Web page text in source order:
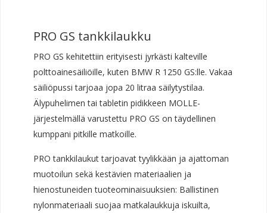
PRO GS tankkilaukku
PRO GS kehitettiin erityisesti jyrkästi kalteville
polttoainesäiliöille, kuten BMW R 1250 GS:lle. Vakaa
säiliöpussi tarjoaa jopa 20 litraa säilytystilaa.
Älypuhelimen tai tabletin pidikkeen MOLLE-
järjestelmällä varustettu PRO GS on täydellinen
kumppani pitkille matkoille.
PRO tankkilaukut tarjoavat tyylikkään ja ajattoman
muotoilun sekä kestävien materiaalien ja
hienostuneiden tuoteominaisuuksien: Ballistinen
nylonmateriaali suojaa matkalaukkuja iskuilta,